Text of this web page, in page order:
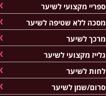
ספריי מקצועי לשיער
מסכה ללא שטיפה לשיער
מרכך לשיער
גלייז מקצועי לשיער
לחות לשיער
סרום/שמן לשיער